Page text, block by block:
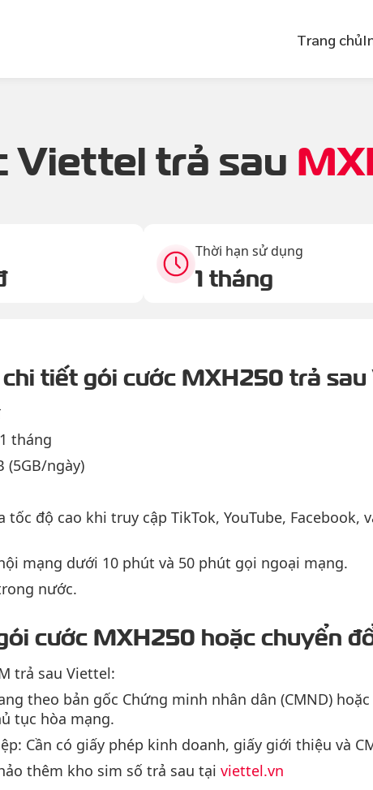
Trang chủ
Viettel trả sau
Thời hạn sử dụng
1 tháng
chi tiết gói cước MXH250 trả
tháng
(5GB/ngày)
tốc độ cao khi truy cập TikTok, YouTube, Facebook,
mạng dưới 10 phút và 50 phút gọi ngoại mạng.
nước.
cước MXH250 hoặc chuyển
trả sau Viettel:
theo bản gốc Chứng minh nhân dân (CMND)
tục hòa mạng.
Cần có giấy phép kinh doanh, giấy giới thiệu và
thêm kho sim số trả sau tại viettel.vn